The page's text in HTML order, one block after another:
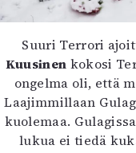
Suuri Terrori
Kuusinen kokosi
ongelma oli, että
Laajimmillaan
kuolemaa.
lukua ei tiedä